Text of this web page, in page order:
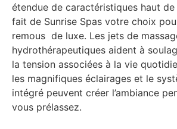
étendue de caractéristiques haut
fait de Sunrise Spas votre choix
remous de luxe. Les jets de
hydrothérapeutiques aident à
la tension associées à la vie
les magnifiques éclairages et le
intégré peuvent créer l’ambiance
vous prélassez.